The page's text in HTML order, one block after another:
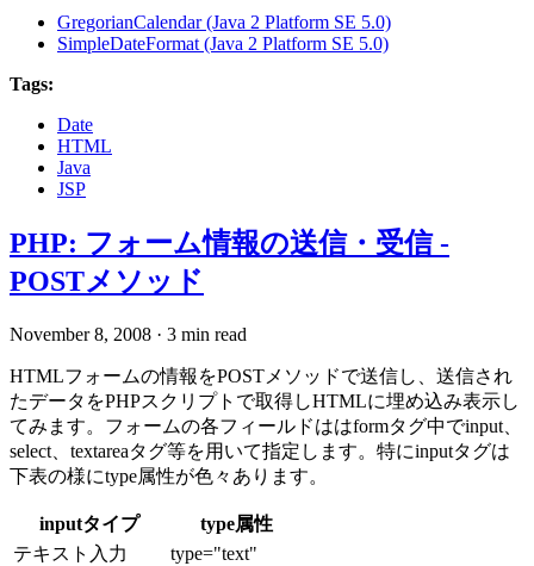
GregorianCalendar (Java 2 Platform SE 5.0)
SimpleDateFormat (Java 2 Platform SE 5.0)
Tags:
Date
HTML
Java
JSP
PHP: フォーム情報の送信・受信 -
POSTメソッド
November 8, 2008 · 3 min read
HTMLフォームの情報をPOSTメソッドで送信し、送信され
たデータをPHPスクリプトで取得しHTMLに埋め込み表示し
てみます。フォームの各フィールドははformタグ中でinput、
select、textareaタグ等を用いて指定します。特にinputタグは
下表の様にtype属性が色々あります。
inputタイプ
type属性
テキスト入力
type="text"